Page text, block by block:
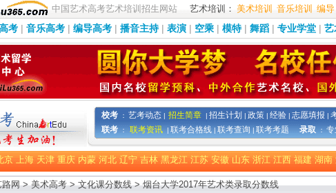
中国艺术高考艺术培训招生网站 艺术培训： 美术培训 音乐培训 编导
考 | 音乐高考 | 编导高考 | 播音主持 | 表演 | 空乘 | 模特 | 舞蹈 | 专业学堂 | 艺
校考 ： 艺考动态 | 招生简章 | 招生计划 | 政策 | 经验 | 志愿填报 |
联考
： 联考资讯 | 联考合格线 | 联考查询 | 联考考题 录取 ：
京 上海 天津 重庆 内蒙 河北 辽宁 吉林 黑龙江 江苏 安徽 山东 浙江 江西 福建 湖南
路网 >美术高考>文化课分数线> 烟台大学2017年艺术类录取分数线